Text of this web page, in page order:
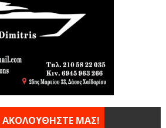
- ΑΚΟΛΟΥΘΗΣΤΕ ΜΑΣ!